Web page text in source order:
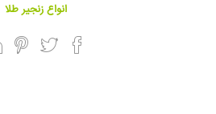
انواع زنجیر طلا